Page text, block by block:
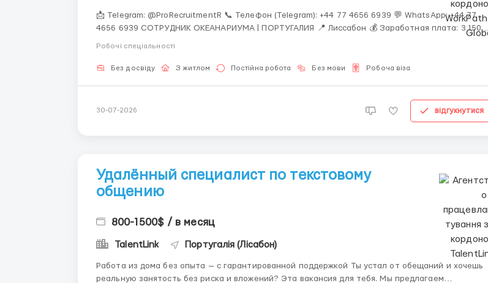
📩 Telegram: @ProRecruitmentR 📞 Телефон (Telegram): +44 77 4656 6939 💬 WhatsApp: +44 77
4656 6939 СОТРУДНИК ОКЕАНАРИУМА | ПОРТУГАЛИЯ 📍 Лиссабон 💰 Заработная плата: 3 150 €
/ месяц 🕒 График работы: 5/2 09:00–18:00 Крупнейший океанариум Португалии приглашает
Робочі спеціальності
Без досвіду З житлом Постійна робота Без мови Робоча віза
30-07-2026 відгукнутися
Удалённый специалист по текстовому
общению
800-1500$ / в месяц
TalentLink Португалія (Лісабон)
Работа из дома без опыта — с гарантированной поддержкой Ты устал от обещаний и хочешь
реальную занятость без риска и вложений? Эта вакансия для тебя. Мы предлагаем